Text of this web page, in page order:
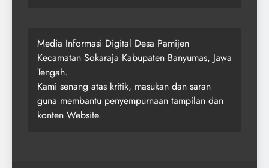
Media Informasi Digital Desa Pamijen
Kecamatan Sokaraja Kabupaten Banyumas, Jawa
Tengah.
Kami senang atas kritik, masukan dan saran
guna membantu penyempurnaan tampilan dan
konten Website.